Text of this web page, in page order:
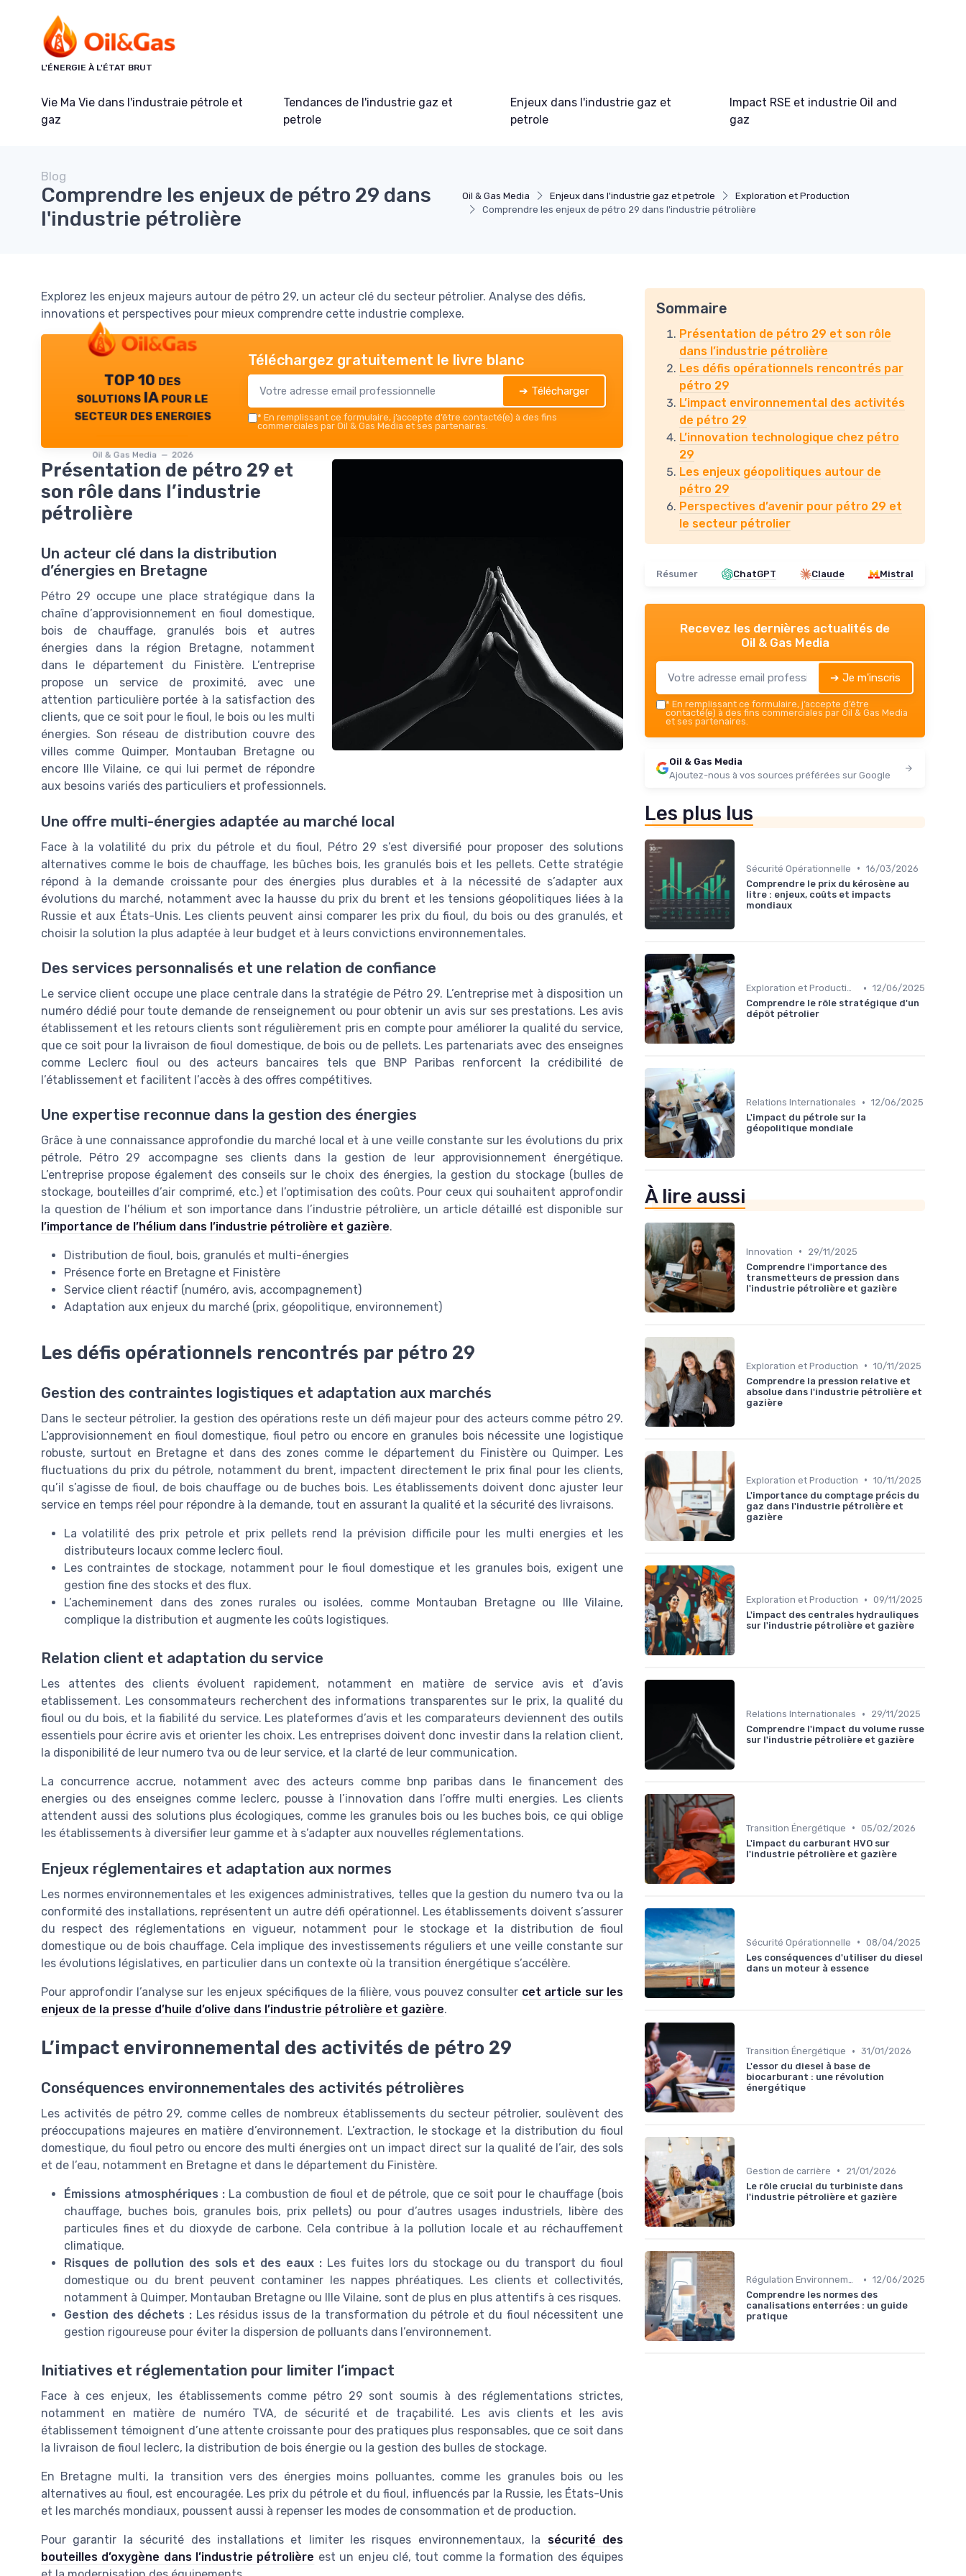
L'ÉNERGIE À L'ÉTAT BRUT
Vie Ma Vie dans l'industraie pétrole et
gaz
Tendances de l'industrie gaz et
petrole
Enjeux dans l'industrie gaz et
petrole
Impact RSE et industrie Oil and
gaz
Oil & Gas Media Enjeux dans l'industrie gaz et petrole
Exploration et Production
Comprendre les enjeux de pétro 29 dans l'industrie pétrolière
Blog
Comprendre les enjeux de pétro 29 dans
l'industrie pétrolière
Explorez les enjeux majeurs autour de pétro 29, un acteur clé du secteur pétrolier. Analyse des défis,
innovations et perspectives pour mieux comprendre cette industrie complexe.
TOP 10 des
solutions IA pour le
secteur des energies
Oil & Gas Media — 2026
Téléchargez gratuitement le livre blanc
➔ Télécharger
* En remplissant ce formulaire, j’accepte d’être contacté(e) à des fins
commerciales par Oil & Gas Media et ses partenaires.
Présentation de pétro 29 et
son rôle dans l’industrie
pétrolière
Un acteur clé dans la distribution
d’énergies en Bretagne
Pétro 29 occupe une place stratégique dans la
chaîne d’approvisionnement en fioul domestique,
bois de chauffage, granulés bois et autres
énergies dans la région Bretagne, notamment
dans le département du Finistère. L’entreprise
propose un service de proximité, avec une
attention particulière portée à la satisfaction des
clients, que ce soit pour le fioul, le bois ou les multi
énergies. Son réseau de distribution couvre des
villes comme Quimper, Montauban Bretagne ou
encore Ille Vilaine, ce qui lui permet de répondre
aux besoins variés des particuliers et professionnels.
Une offre multi-énergies adaptée au marché local
Face à la volatilité du prix du pétrole et du fioul, Pétro 29 s’est diversifié pour proposer des solutions
alternatives comme le bois de chauffage, les bûches bois, les granulés bois et les pellets. Cette stratégie
répond à la demande croissante pour des énergies plus durables et à la nécessité de s’adapter aux
évolutions du marché, notamment avec la hausse du prix du brent et les tensions géopolitiques liées à la
Russie et aux États-Unis. Les clients peuvent ainsi comparer les prix du fioul, du bois ou des granulés, et
choisir la solution la plus adaptée à leur budget et à leurs convictions environnementales.
Des services personnalisés et une relation de confiance
Le service client occupe une place centrale dans la stratégie de Pétro 29. L’entreprise met à disposition un
numéro dédié pour toute demande de renseignement ou pour obtenir un avis sur ses prestations. Les avis
établissement et les retours clients sont régulièrement pris en compte pour améliorer la qualité du service,
que ce soit pour la livraison de fioul domestique, de bois ou de pellets. Les partenariats avec des enseignes
comme Leclerc fioul ou des acteurs bancaires tels que BNP Paribas renforcent la crédibilité de
l’établissement et facilitent l’accès à des offres compétitives.
Une expertise reconnue dans la gestion des énergies
Grâce à une connaissance approfondie du marché local et à une veille constante sur les évolutions du prix
pétrole, Pétro 29 accompagne ses clients dans la gestion de leur approvisionnement énergétique.
L’entreprise propose également des conseils sur le choix des énergies, la gestion du stockage (bulles de
stockage, bouteilles d’air comprimé, etc.) et l’optimisation des coûts. Pour ceux qui souhaitent approfondir
la question de l’hélium et son importance dans l’industrie pétrolière, un article détaillé est disponible sur
l’importance de l’hélium dans l’industrie pétrolière et gazière.
Distribution de fioul, bois, granulés et multi-énergies
Présence forte en Bretagne et Finistère
Service client réactif (numéro, avis, accompagnement)
Adaptation aux enjeux du marché (prix, géopolitique, environnement)
Les défis opérationnels rencontrés par pétro 29
Gestion des contraintes logistiques et adaptation aux marchés
Dans le secteur pétrolier, la gestion des opérations reste un défi majeur pour des acteurs comme pétro 29.
L’approvisionnement en fioul domestique, fioul petro ou encore en granules bois nécessite une logistique
robuste, surtout en Bretagne et dans des zones comme le département du Finistère ou Quimper. Les
fluctuations du prix du pétrole, notamment du brent, impactent directement le prix final pour les clients,
qu’il s’agisse de fioul, de bois chauffage ou de buches bois. Les établissements doivent donc ajuster leur
service en temps réel pour répondre à la demande, tout en assurant la qualité et la sécurité des livraisons.
La volatilité des prix petrole et prix pellets rend la prévision difficile pour les multi energies et les
distributeurs locaux comme leclerc fioul.
Les contraintes de stockage, notamment pour le fioul domestique et les granules bois, exigent une
gestion fine des stocks et des flux.
L’acheminement dans des zones rurales ou isolées, comme Montauban Bretagne ou Ille Vilaine,
complique la distribution et augmente les coûts logistiques.
Relation client et adaptation du service
Les attentes des clients évoluent rapidement, notamment en matière de service avis et d’avis
etablissement. Les consommateurs recherchent des informations transparentes sur le prix, la qualité du
fioul ou du bois, et la fiabilité du service. Les plateformes d’avis et les comparateurs deviennent des outils
essentiels pour écrire avis et orienter les choix. Les entreprises doivent donc investir dans la relation client,
la disponibilité de leur numero tva ou de leur service, et la clarté de leur communication.
La concurrence accrue, notamment avec des acteurs comme bnp paribas dans le financement des
energies ou des enseignes comme leclerc, pousse à l’innovation dans l’offre multi energies. Les clients
attendent aussi des solutions plus écologiques, comme les granules bois ou les buches bois, ce qui oblige
les établissements à diversifier leur gamme et à s’adapter aux nouvelles réglementations.
Enjeux réglementaires et adaptation aux normes
Les normes environnementales et les exigences administratives, telles que la gestion du numero tva ou la
conformité des installations, représentent un autre défi opérationnel. Les établissements doivent s’assurer
du respect des réglementations en vigueur, notamment pour le stockage et la distribution de fioul
domestique ou de bois chauffage. Cela implique des investissements réguliers et une veille constante sur
les évolutions législatives, en particulier dans un contexte où la transition énergétique s’accélère.
Pour approfondir l’analyse sur les enjeux spécifiques de la filière, vous pouvez consulter cet article sur les
enjeux de la presse d’huile d’olive dans l’industrie pétrolière et gazière.
L’impact environnemental des activités de pétro 29
Conséquences environnementales des activités pétrolières
Les activités de pétro 29, comme celles de nombreux établissements du secteur pétrolier, soulèvent des
préoccupations majeures en matière d’environnement. L’extraction, le stockage et la distribution du fioul
domestique, du fioul petro ou encore des multi énergies ont un impact direct sur la qualité de l’air, des sols
et de l’eau, notamment en Bretagne et dans le département du Finistère.
Émissions atmosphériques :La combustion de fioul et de pétrole, que ce soit pour le chauffage (bois
chauffage, buches bois, granules bois, prix pellets) ou pour d’autres usages industriels, libère des
particules fines et du dioxyde de carbone. Cela contribue à la pollution locale et au réchauffement
climatique.
Risques de pollution des sols et des eaux : Les fuites lors du stockage ou du transport du fioul
domestique ou du brent peuvent contaminer les nappes phréatiques. Les clients et collectivités,
notamment à Quimper, Montauban Bretagne ou Ille Vilaine, sont de plus en plus attentifs à ces risques.
Gestion des déchets :Les résidus issus de la transformation du pétrole et du fioul nécessitent une
gestion rigoureuse pour éviter la dispersion de polluants dans l’environnement.
Initiatives et réglementation pour limiter l’impact
Face à ces enjeux, les établissements comme pétro 29 sont soumis à des réglementations strictes,
notamment en matière de numéro TVA, de sécurité et de traçabilité. Les avis clients et les avis
établissement témoignent d’une attente croissante pour des pratiques plus responsables, que ce soit dans
la livraison de fioul leclerc, la distribution de bois énergie ou la gestion des bulles de stockage.
En Bretagne multi, la transition vers des énergies moins polluantes, comme les granules bois ou les
alternatives au fioul, est encouragée. Les prix du pétrole et du fioul, influencés par la Russie, les États-Unis
et les marchés mondiaux, poussent aussi à repenser les modes de consommation et de production.
Pour garantir la sécurité des installations et limiter les risques environnementaux, la sécurité des
bouteilles d’oxygène dans l’industrie pétrolière est un enjeu clé, tout comme la formation des équipes
Sommaire
Présentation de pétro 29 et son rôle
dans l’industrie pétrolière
Les défis opérationnels rencontrés par
pétro 29
L’impact environnemental des activités
de pétro 29
L’innovation technologique chez pétro
29
Les enjeux géopolitiques autour de
pétro 29
Perspectives d’avenir pour pétro 29 et
le secteur pétrolier
Résumer ChatGPT Claude Mistral
Recevez les dernières actualités de
Oil & Gas Media
➔ Je m'inscris
* En remplissant ce formulaire, j’accepte d’être
contacté(e) à des fins commerciales par Oil & Gas Media
et ses partenaires.
Oil & Gas Media
Ajoutez-nous à vos sources préférées sur Google
Les plus lus
Sécurité Opérationnelle • 16/03/2026
Comprendre le prix du kérosène au
litre : enjeux, coûts et impacts
mondiaux
Exploration et Production • 12/06/2025
Comprendre le rôle stratégique d'un
dépôt pétrolier
Relations Internationales • 12/06/2025
L'impact du pétrole sur la
géopolitique mondiale
À lire aussi
Innovation •
29/11/2025
Comprendre l'importance des
transmetteurs de pression dans
l'industrie pétrolière et gazière
Exploration et Production • 10/11/2025
Comprendre la pression relative et
absolue dans l'industrie pétrolière et
gazière
Exploration et Production • 10/11/2025
L'importance du comptage précis du
gaz dans l'industrie pétrolière et
gazière
Exploration et Production • 09/11/2025
L'impact des centrales hydrauliques
sur l'industrie pétrolière et gazière
Relations Internationales •
29/11/2025
Comprendre l'impact du volume russe
sur l'industrie pétrolière et gazière
Transition Énergétique • 05/02/2026
L'impact du carburant HVO sur
l'industrie pétrolière et gazière
Sécurité Opérationnelle • 08/04/2025
Les conséquences d'utiliser du diesel
dans un moteur à essence
Transition Énergétique • 31/01/2026
L'essor du diesel à base de
biocarburant : une révolution
énergétique
Gestion de carrière •
21/01/2026
Le rôle crucial du turbiniste dans
l'industrie pétrolière et gazière
Régulation Environnementale • 12/06/2025
Comprendre les normes des
canalisations enterrées : un guide
pratique